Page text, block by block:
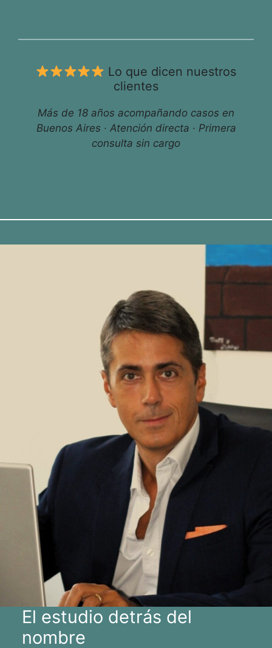
Lo que dicen nuestros
clientes
Más de 18 años acompañando casos en
Buenos Aires · Atención directa · Primera
consulta sin cargo
El estudio detrás del
nombre